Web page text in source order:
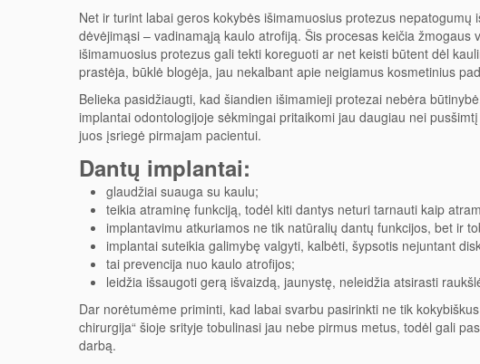
Net ir turint labai geros kokybės išimamuosius protezus
dėvėjimąsi – vadinamąją kaulo atrofiją. Šis procesas keičia
išimamuosius protezus gali tekti koreguoti ar net keisti būtent dėl
prastėja, būklė blogėja, jau nekalbant apie neigiamus kosmetinius
Belieka pasidžiaugti, kad šiandien išimamieji protezai nebėra
implantai odontologijoje sėkmingai pritaikomi jau daugiau nei
juos įsriegė pirmajam pacientui.
Dantų implantai:
glaudžiai suauga su kaulu;
teikia atraminę funkciją, todėl kiti dantys neturi tarnauti kaip
implantavimu atkuriamos ne tik natūralių dantų funkcijos, bet ir
implantai suteikia galimybę valgyti, kalbėti, šypsotis nejuntant
tai prevencija nuo kaulo atrofijos;
leidžia išsaugoti gerą išvaizdą, jaunystę, neleidžia atsirasti
Dar norėtumėme priminti, kad labai svarbu pasirinkti ne tik
chirurgija“ šioje srityje tobulinasi jau nebe pirmus metus, todėl gali
darbą.